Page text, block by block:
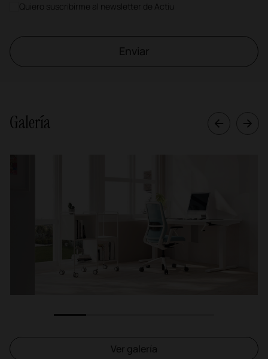
Quiero suscribirme al newsletter de Actiu
Enviar
Galería
Ver galería